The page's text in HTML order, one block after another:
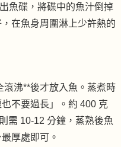
魚碟，將碟中的魚汁倒掉
在魚身周圍淋上少許熱的
滾沸**後才放入魚。蒸煮時
不要過長」。約 400 克
需 10-12 分鐘，蒸熟後魚
厚處即可。